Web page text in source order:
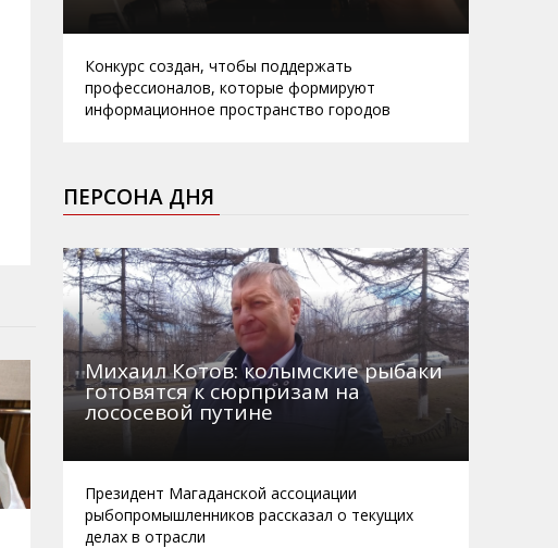
Конкурс создан, чтобы поддержать
профессионалов, которые формируют
информационное пространство городов
ПЕРСОНА ДНЯ
Михаил Котов: колымские рыбаки
готовятся к сюрпризам на
лососевой путине
Президент Магаданской ассоциации
рыбопромышленников рассказал о текущих
делах в отрасли